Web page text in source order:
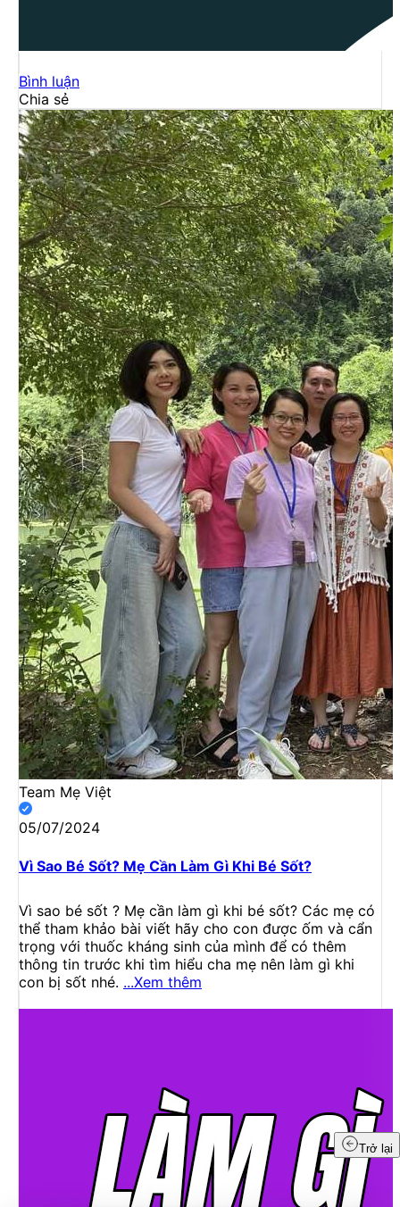
Trở lại
Bình luận
Chia sẻ
Team Mẹ Việt
05/07/2024
Vì Sao Bé Sốt? Mẹ Cần Làm Gì Khi Bé Sốt?
Vì sao bé sốt ? Mẹ cần làm gì khi bé sốt? Các mẹ có
thể tham khảo bài viết hãy cho con được ốm và cẩn
trọng với thuốc kháng sinh của mình để có thêm
thông tin trước khi tìm hiểu cha mẹ nên làm gì khi
con bị sốt nhé. ...Xem thêm